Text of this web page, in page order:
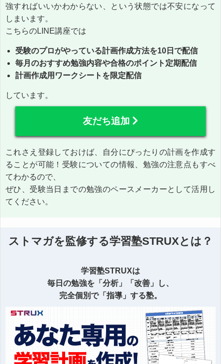
強すればいいかわからない、という状態では不安になって
しまいます。
こちらのLINE講座では
受験のプロがやっている計画作成方法を10日で配信
毎月のおすすめ勉強内容や合格のポイント定期配信
計画作成用ワークシートを限定配信
しています。
友だち追加
これさえ登録しておけば、自分にぴったりの計画を作成す
ることが可能！受験についての情報、勉強の注意点もすべ
てわかるので、
ぜひ、受験当日までの勉強のペースメーカーとして活用し
てください。
ストマガを監修する学習塾STRUXとは？
学習塾STRUXは
毎日の勉強を「分析」「改善」し、
完全個別で「指導」する塾。